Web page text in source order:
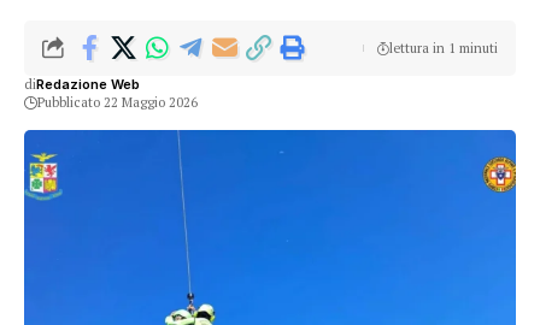
diRedazione Web
Pubblicato 22 Maggio 2026
lettura in 1 minuti